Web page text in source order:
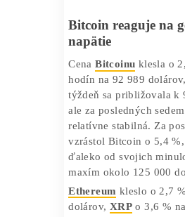
Bitcoin a väčšina
zaznamenali prudký
súlade s poklesom
iných finančných
magazínu Proactive
Bitcoin reaguje
napätie
CenaBitcoinu